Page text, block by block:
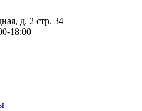
д. 2 стр. 34
18:00